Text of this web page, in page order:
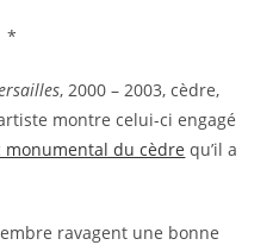
*
, 2000 – 2003, cèdre,
montre celui-ci engagé
monumental du cèdre qu’il a
ravagent une bonne